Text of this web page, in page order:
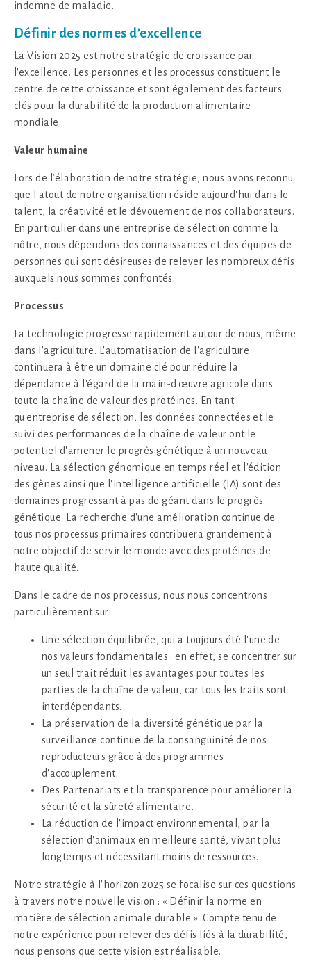
indemne de maladie.
Définir des normes d’excellence
La Vision 2025 est notre stratégie de croissance par
l'excellence. Les personnes et les processus constituent le
centre de cette croissance et sont également des facteurs
clés pour la durabilité de la production alimentaire
mondiale.
Valeur humaine
Lors de l’élaboration de notre stratégie, nous avons reconnu
que l'atout de notre organisation réside aujourd'hui dans le
talent, la créativité et le dévouement de nos collaborateurs.
En particulier dans une entreprise de sélection comme la
nôtre, nous dépendons des connaissances et des équipes de
personnes qui sont désireuses de relever les nombreux défis
auxquels nous sommes confrontés.
Processus
La technologie progresse rapidement autour de nous, même
dans l'agriculture. L'automatisation de l'agriculture
continuera à être un domaine clé pour réduire la
dépendance à l'égard de la main-d'œuvre agricole dans
toute la chaîne de valeur des protéines. En tant
qu'entreprise de sélection, les données connectées et le
suivi des performances de la chaîne de valeur ont le
potentiel d'amener le progrès génétique à un nouveau
niveau. La sélection génomique en temps réel et l'édition
des gènes ainsi que l'intelligence artificielle (IA) sont des
domaines progressant à pas de géant dans le progrès
génétique. La recherche d'une amélioration continue de
tous nos processus primaires contribuera grandement à
notre objectif de servir le monde avec des protéines de
haute qualité.
Dans le cadre de nos processus, nous nous concentrons
particulièrement sur :
Une sélection équilibrée, qui a toujours été l'une de
nos valeurs fondamentales : en effet, se concentrer sur
un seul trait réduit les avantages pour toutes les
parties de la chaîne de valeur, car tous les traits sont
interdépendants.
La préservation de la diversité génétique par la
surveillance continue de la consanguinité de nos
reproducteurs grâce à des programmes
d'accouplement.
Des Partenariats et la transparence pour améliorer la
sécurité et la sûreté alimentaire.
La réduction de l'impact environnemental, par la
sélection d'animaux en meilleure santé, vivant plus
longtemps et nécessitant moins de ressources.
Notre stratégie à l'horizon 2025 se focalise sur ces questions
à travers notre nouvelle vision : « Définir la norme en
matière de sélection animale durable ». Compte tenu de
notre expérience pour relever des défis liés à la durabilité,
nous pensons que cette vision est réalisable.